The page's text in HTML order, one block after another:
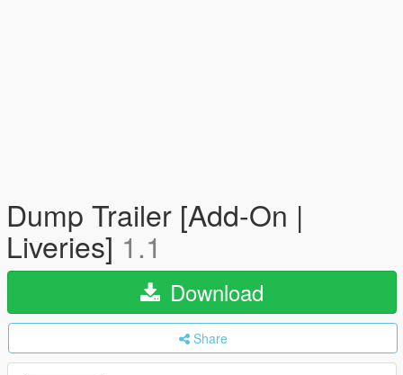
Dump Trailer [Add-On |
Liveries] 1.1
Download
Share